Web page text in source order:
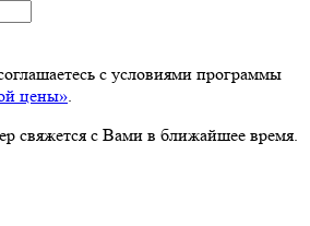
с условиями программы
цены»
свяжется с Вами в ближайшее время.